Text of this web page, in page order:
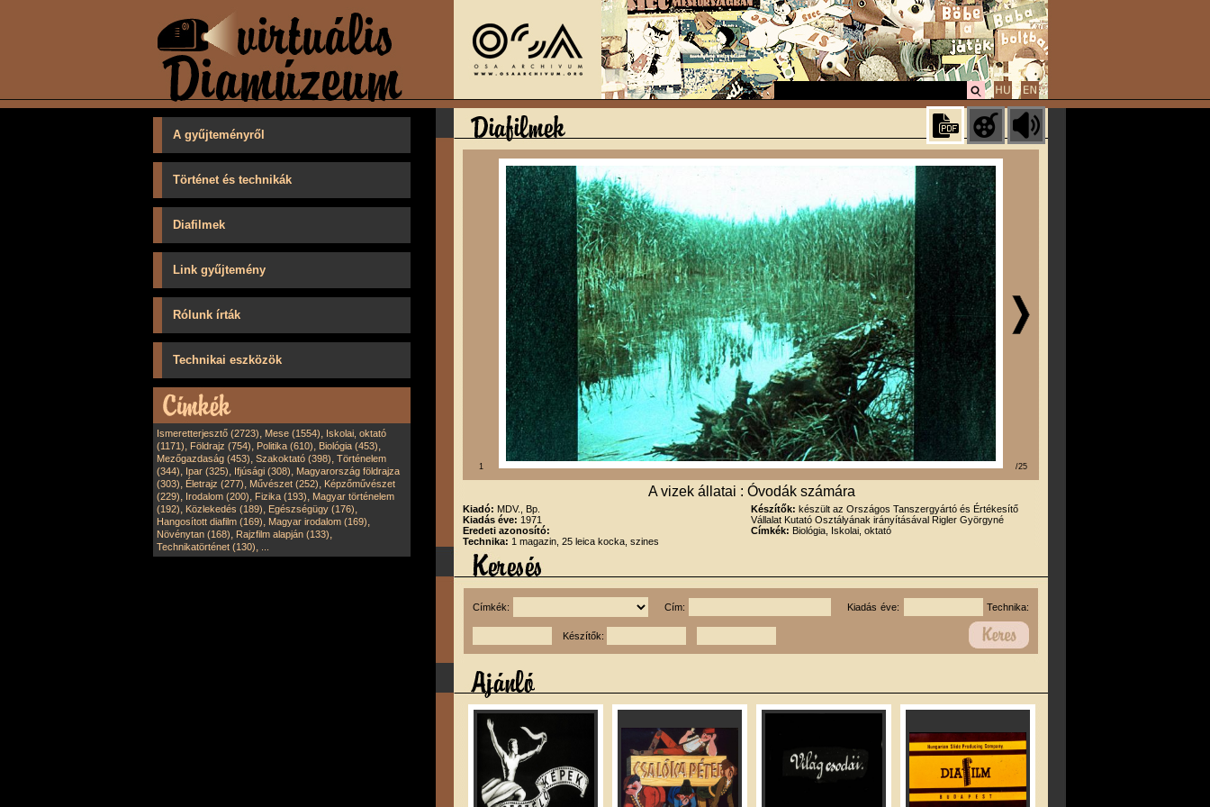
A gyűjteményről
Történet és technikák
Diafilmek
Link gyűjtemény
Rólunk írták
Technikai eszközök
Ismeretterjesztő (2723), Mese (1554), Iskolai, oktató
(1171), Földrajz (754), Politika (610), Biológia (453),
Mezőgazdaság (453), Szakoktató (398), Történelem
(344), Ipar (325), Ifjúsági (308), Magyarország földrajza
(303), Életrajz (277), Művészet (252), Képzőművészet
(229), Irodalom (200), Fizika (193), Magyar történelem
(192), Közlekedés (189), Egészségügy (176),
Hangosított diafilm (169), Magyar irodalom (169),
Növénytan (168), Rajzfilm alapján (133),
Technikatörténet (130),
1 /25
A vizek állatai : Óvodák számára
Kiadó: MDV., Bp.
Kiadás éve: 1971
Eredeti azonosító:
Technika: 1 magazin, 25 leica kocka, szines
Készítők: készült az Országos Tanszergyártó és Értékesítő
Vállalat Kutató Osztályának irányításával Rigler Györgyné
Címkék: Biológia, Iskolai, oktató
Címkék: Cím: Kiadás éve: Technika:
Készítők: